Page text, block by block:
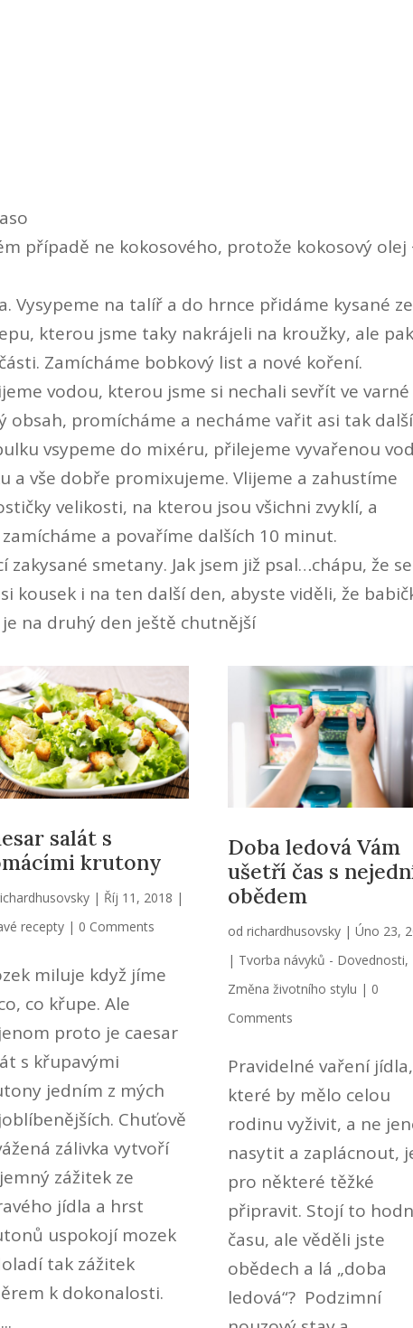
případě ne kokosového, protože kokosový olej
Vysypeme na talíř a do hrnce přidáme kysané
kterou jsme taky nakrájeli na kroužky, ale
Zamícháme bobkový list a nové koření.
vodou, kterou jsme si nechali sevřít ve varné
obsah, promícháme a necháme vařit asi tak
vsypeme do mixéru, přilejeme vyvařenou
a vše dobře promixujeme. Vlijeme a zahustíme
velikosti, na kterou jsou všichni zvyklí, a
a povaříme dalších 10 minut.
zakysané smetany. Jak jsem již psal…chápu, že
kousek i na ten další den, abyste viděli, že
na druhý den ještě chutnější
salát s
krutony
| Říj 11, 2018 |
recepty| 0 Comments
miluje když jíme
co křupe. Ale
proto je caesar
s křupavými
jedním z mých
Chuťově
zálivka vytvoří
zážitek ze
jídla a hrst
uspokojí mozek
tak zážitek
k dokonalosti.
Doba ledová Vám
ušetří čas s
obědem
odrichardhusovsky |Úno 23,
| Tvorba návyků - Dovednosti,
Změna životního stylu | 0
Comments
Pravidelné vaření jídla,
které by mělo celou
rodinu vyživit, a ne
nasytit a zaplácnout,
pro některé těžké
připravit. Stojí to
času, ale věděli jste
obědech a lá „doba
ledová“? Podzimní